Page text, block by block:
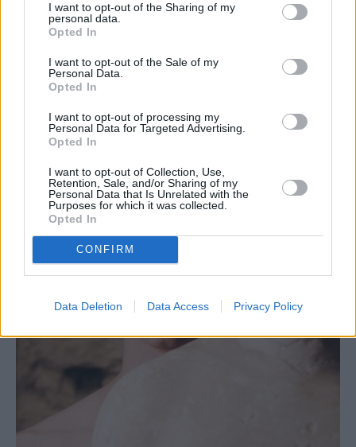
I want to opt-out of the Sharing of my
personal data.
Opted In
I want to opt-out of the Sale of my
Personal Data.
Opted In
I want to opt-out of processing my
Personal Data for Targeted Advertising.
Opted In
I want to opt-out of Collection, Use,
Retention, Sale, and/or Sharing of my
Personal Data that Is Unrelated with the
Purposes for which it was collected.
Opted In
CONFIRM
Data Deletion Data Access Privacy Policy
πιθανότατα δεν θα μπορούσε να διατεθεί από
έσοδα από τους αρχαιολογικούς χώρους».